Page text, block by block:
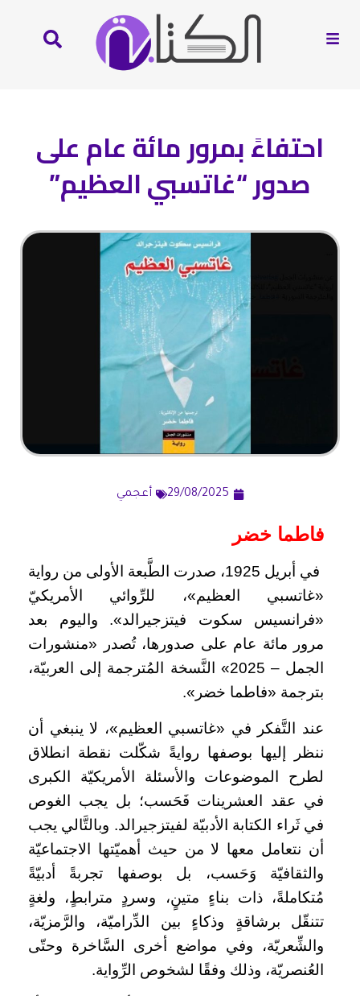
احتفاءً بمرور مائة عام على
صدور “غاتسبي العظيم”
29/08/2025 أعجمي
فاطما خضر
في أبريل 1925، صدرت الطَّبعة الأولى من رواية
«غاتسبي العظيم»، للرِّوائي الأمريكيّ
«فرانسيس سكوت فيتزجيرالد». واليوم بعد
مرور مائة عام على صدورها، تُصدر «منشورات
الجمل – 2025» النَّسخة المُترجمة إلى العربيّة،
بترجمة «فاطما خضر».
عند التَّفكر في «غاتسبي العظيم»، لا ينبغي أن
ننظر إليها بوصفها روايةً شكّلت نقطة انطلاق
لطرح الموضوعات والأسئلة الأمريكيّة الكبرى
في عقد العشرينات فَحَسب؛ بل يجب الغوص
في ثَراء الكتابة الأدبيّة لفيتزجيرالد. وبالتَّالي يجب
أن نتعامل معها لا من حيث أهميّتها الاجتماعيّة
والثقافيّة وَحَسب، بل بوصفها تجربةً أدبيّةً
مُتكاملةً، ذات بناءٍ متينٍ، وسردٍ مترابطٍ، ولغةٍ
تتنقّل برشاقةٍ وذكاءٍ بين الدِّراميّة، والرَّمزيّة،
والشِّعريّة، وفي مواضع أخرى السَّاخرة وحتّى
العُنصريّة، وذلك وفقًا لشخوص الرِّواية.